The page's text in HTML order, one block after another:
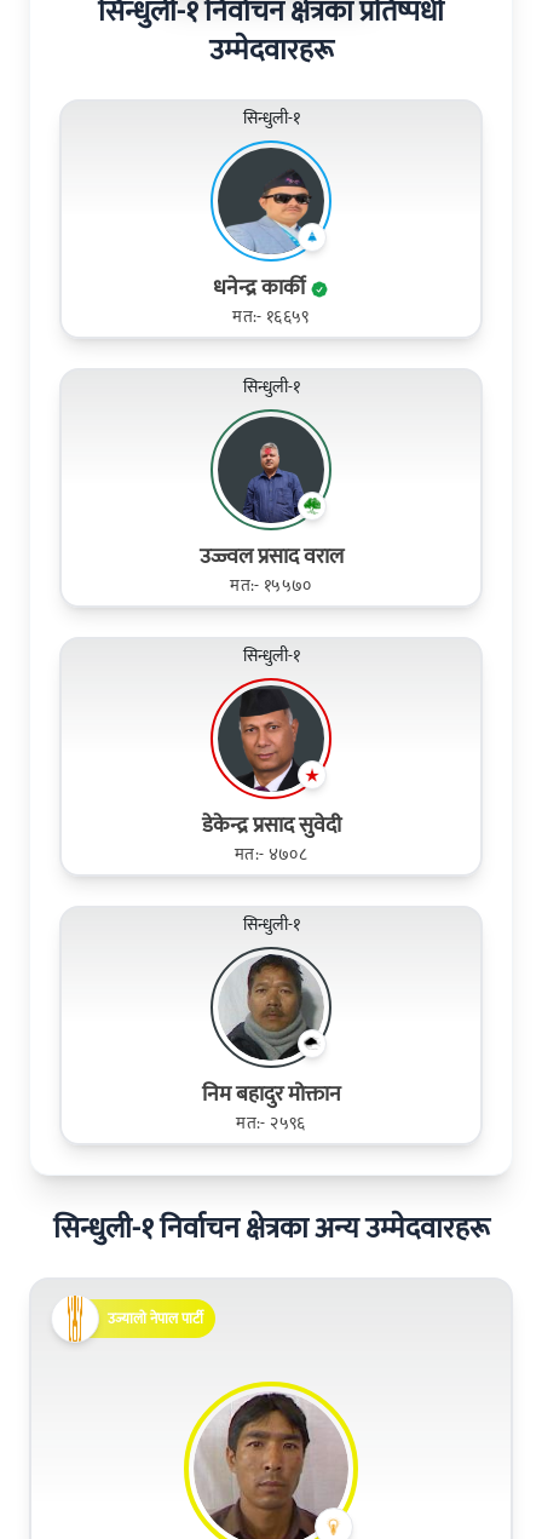
सिन्धुली-१ निर्वाचन क्षेत्रका प्रतिष्पर्धी
उम्मेदवारहरू
सिन्धुली-१
धनेन्द्र कार्की
मत:- १६६५९
सिन्धुली-१
उज्ज्वल प्रसाद वराल
मत:- १५५७०
सिन्धुली-१
डेकेन्द्र प्रसाद सुवेदी
मत:- ४७०८
सिन्धुली-१
निम बहादुर मोक्तान
मत:- २५९६
सिन्धुली-१ निर्वाचन क्षेत्रका अन्य उम्मेदवारहरू
उज्यालो नेपाल पार्टी